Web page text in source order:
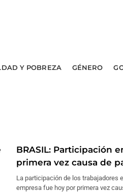
Y POBREZA GÉNERO
BRASIL: Participación
primera vez causa de
La participación de los trabajadores
empresa fue hoy por primera vez